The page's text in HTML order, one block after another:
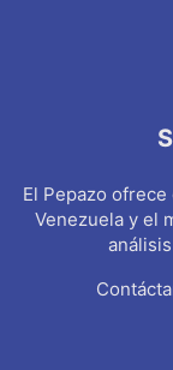
El Pepazo
Venezuela y el